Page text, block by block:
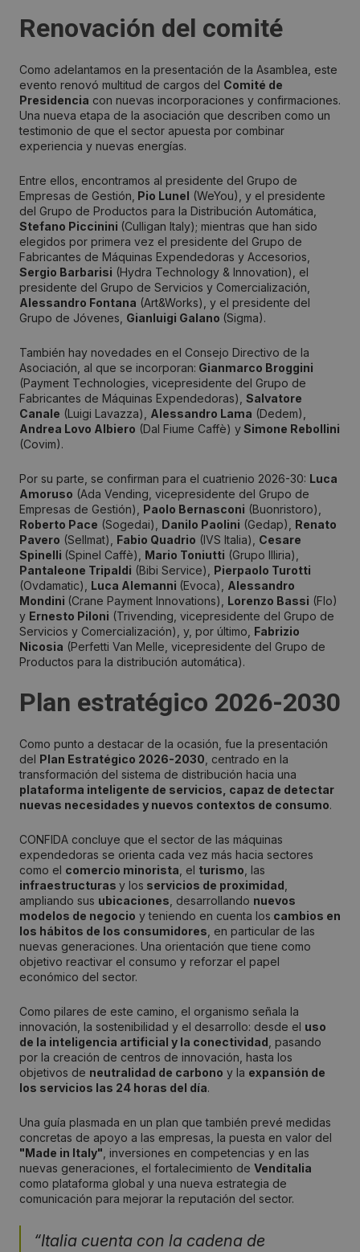
Renovación del comité
Como adelantamos en la presentación de la Asamblea, este
evento renovó multitud de cargos del Comité de
Presidencia con nuevas incorporaciones y confirmaciones.
Una nueva etapa de la asociación que describen como un
testimonio de que el sector apuesta por combinar
experiencia y nuevas energías.
Entre ellos, encontramos al presidente del Grupo de
Empresas de Gestión, Pio Lunel
(WeYou), y el presidente
del Grupo de Productos para la Distribución Automática,
Stefano Piccinini (Culligan Italy); mientras que han sido
elegidos por primera vez el presidente del Grupo de
Fabricantes de Máquinas Expendedoras y Accesorios,
Sergio Barbarisi (Hydra Technology & Innovation), el
presidente del Grupo de Servicios y Comercialización,
Alessandro Fontana (Art&Works), y el presidente del
Grupo de Jóvenes, Gianluigi Galano (Sigma).
También hay novedades en el Consejo Directivo de la
Asociación, al que se incorporan: Gianmarco Broggini
(Payment Technologies, vicepresidente del Grupo de
Fabricantes de Máquinas Expendedoras), Salvatore
Canale (Luigi Lavazza), Alessandro Lama (Dedem),
Andrea Lovo Albiero (Dal Fiume Caffè) ySimone Rebollini
(Covim).
Por su parte, se confirman para el cuatrienio 2026-30: Luca
Amoruso (Ada Vending, vicepresidente del Grupo de
Empresas de Gestión), Paolo Bernasconi (Buonristoro),
Roberto Pace (Sogedai), Danilo Paolini (Gedap), Renato
Pavero (Sellmat), Fabio Quadrio (IVS Italia), Cesare
Spinelli (Spinel Caffè), Mario Toniutti (Grupo Illiria),
Pantaleone Tripaldi (Bibi Service), Pierpaolo Turotti
(Ovdamatic), Luca Alemanni (Evoca), Alessandro
Mondini (Crane Payment Innovations), Lorenzo Bassi (Flo)
y Ernesto Piloni (Trivending, vicepresidente del Grupo de
Servicios y Comercialización), y, por último, Fabrizio
Nicosia (Perfetti Van Melle, vicepresidente del Grupo de
Productos para la distribución automática).
Plan estratégico 2026-2030
Como punto a destacar de la ocasión, fue la presentación
del
Plan Estratégico 2026-2030, centrado en la
transformación del sistema de distribución hacia una
plataforma inteligente de servicios, capaz de detectar
nuevas necesidades y nuevos contextos de consumo.
CONFIDA concluye que el sector de las máquinas
expendedoras se orienta cada vez más hacia sectores
como el comercio minorista, el turismo, las
infraestructuras y los servicios de proximidad ,
ampliando sus ubicaciones, desarrollando nuevos
modelos de negocio y teniendo en cuenta los cambios en
los hábitos de los consumidores, en particular de las
nuevas generaciones. Una orientación que tiene como
objetivo reactivar el consumo y reforzar el papel
económico del sector.
Como pilares de este camino, el organismo señala la
innovación, la sostenibilidad y el desarrollo: desde el uso
de la inteligencia artificial y la conectividad , pasando
por la creación de centros de innovación, hasta los
objetivos de neutralidad de carbono y la expansión de
los servicios las 24 horas del día.
Una guía plasmada en un plan que también prevé medidas
concretas de apoyo a las empresas, la puesta en valor del
"Made in Italy", inversiones en competencias y en las
nuevas generaciones, el fortalecimiento de Venditalia
como plataforma global y una nueva estrategia de
comunicación para mejorar la reputación del sector.
“Italia cuenta con la cadena de